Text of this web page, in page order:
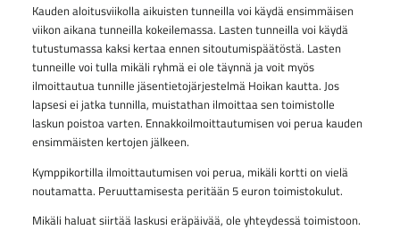
Kauden aloitusviikolla aikuisten tunneilla voi käydä ensimmäisen
viikon aikana tunneilla kokeilemassa. Lasten tunneilla voi käydä
tutustumassa kaksi kertaa ennen sitoutumispäätöstä. Lasten
tunneille voi tulla mikäli ryhmä ei ole täynnä ja voit myös
ilmoittautua tunnille jäsentietojärjestelmä Hoikan kautta. Jos
lapsesi ei jatka tunnilla, muistathan ilmoittaa sen toimistolle
laskun poistoa varten. Ennakkoilmoittautumisen voi perua kauden
ensimmäisten kertojen jälkeen.
Kymppikortilla ilmoittautumisen voi perua, mikäli kortti on vielä
noutamatta. Peruuttamisesta peritään 5 euron toimistokulut.
Mikäli haluat siirtää laskusi eräpäivää, ole yhteydessä toimistoon.